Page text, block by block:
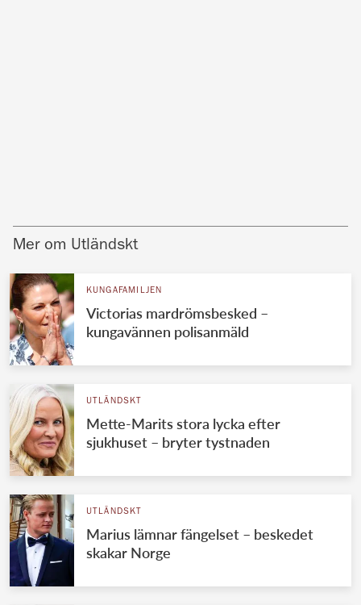
Mer om Utländskt
KUNGAFAMILJEN
Victorias mardrömsbesked –
kungavännen polisanmäld
UTLÄNDSKT
Mette-Marits stora lycka efter
sjukhuset – bryter tystnaden
UTLÄNDSKT
Marius lämnar fängelset – beskedet
skakar Norge